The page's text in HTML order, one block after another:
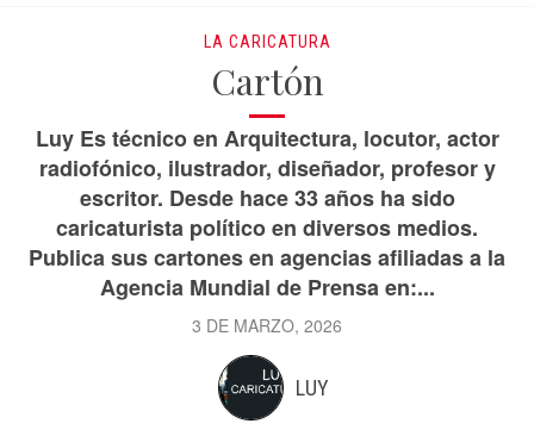
LA CARICATURA
Cartón
Luy Es técnico en Arquitectura, locutor, actor
radiofónico, ilustrador, diseñador, profesor y
escritor. Desde hace 33 años ha sido
caricaturista político en diversos medios.
Publica sus cartones en agencias afiliadas a la
Agencia Mundial de Prensa en:...
3 DE MARZO, 2026
LUY